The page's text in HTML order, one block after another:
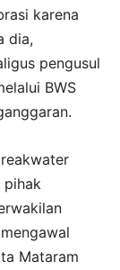
karena
dia,
pengusul
BWS
pihak
Mataram